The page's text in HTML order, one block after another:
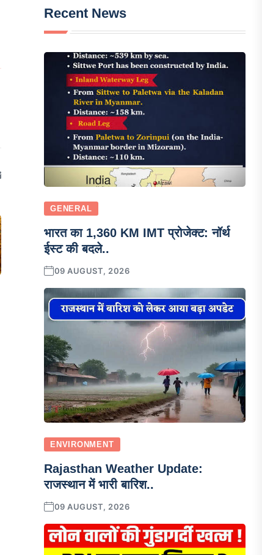
Recent News
GENERAL
भारत का 1,360 KM IMT प्रोजेक्ट: नॉर्थ
ईस्ट की बदले..
09 AUGUST, 2026
ENVIRONMENT
Rajasthan Weather Update:
राजस्थान में भारी बारिश..
09 AUGUST, 2026